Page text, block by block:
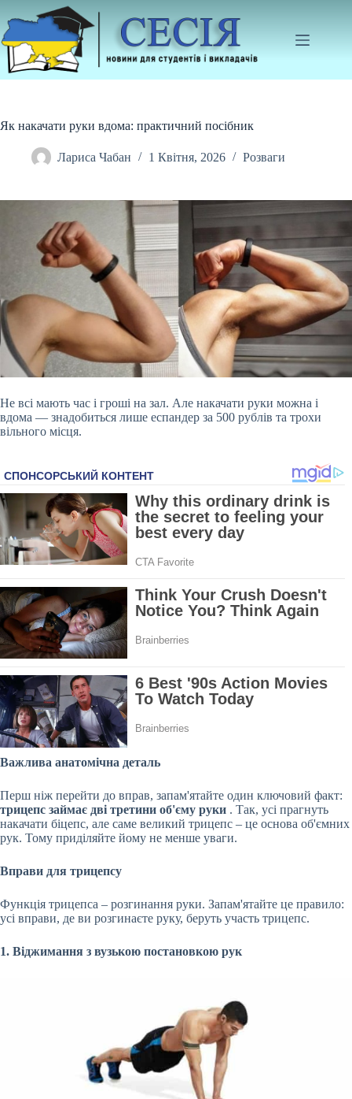
до
вмісту
Як накачати руки вдома: практичний посібник
Лариса Чабан 1 Квітня, 2026 Розваги
Не всі мають час і гроші на зал. Але накачати руки можна і
вдома — знадобиться лише еспандер за 500 рублів та трохи
вільного місця.
Важлива анатомічна деталь
Перш ніж перейти до вправ, запам'ятайте один ключовий факт:
трицепс займає дві третини об'єму руки . Так, усі прагнуть
накачати біцепс, але саме великий трицепс – це основа об'ємних
рук. Тому приділяйте йому не менше уваги.
Вправи для трицепсу
Функція трицепса – розгинання руки. Запам'ятайте це правило:
усі вправи, де ви розгинаєте руку, беруть участь трицепс.
1. Віджимання з вузькою постановкою рук